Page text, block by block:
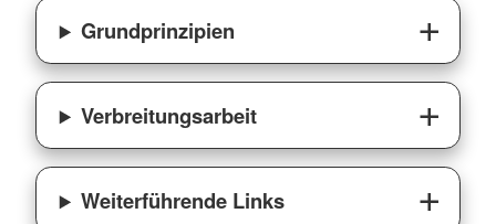
Grundprinzipien
Verbreitungsarbeit
Weiterführende Links